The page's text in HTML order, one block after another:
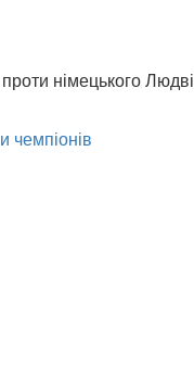
німецького
чемпіонів